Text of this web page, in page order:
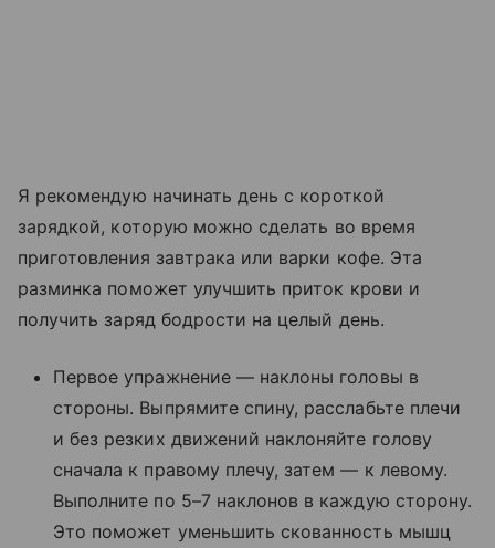
Я рекомендую начинать день с короткой
зарядкой, которую можно сделать во время
приготовления завтрака или варки кофе. Эта
разминка поможет улучшить приток крови и
получить заряд бодрости на целый день.
Первое упражнение — наклоны головы в
стороны. Выпрямите спину, расслабьте плечи
и без резких движений наклоняйте голову
сначала к правому плечу, затем — к левому.
Выполните по 5–7 наклонов в каждую сторону.
Это поможет уменьшить скованность мышц